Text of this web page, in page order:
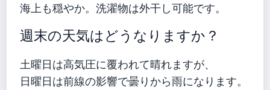
海上も穏やか。洗濯物は外干し可能です。
週末の天気はどうなりますか？
土曜日は高気圧に覆われて晴れますが、
日曜日は前線の影響で曇りから雨になります。